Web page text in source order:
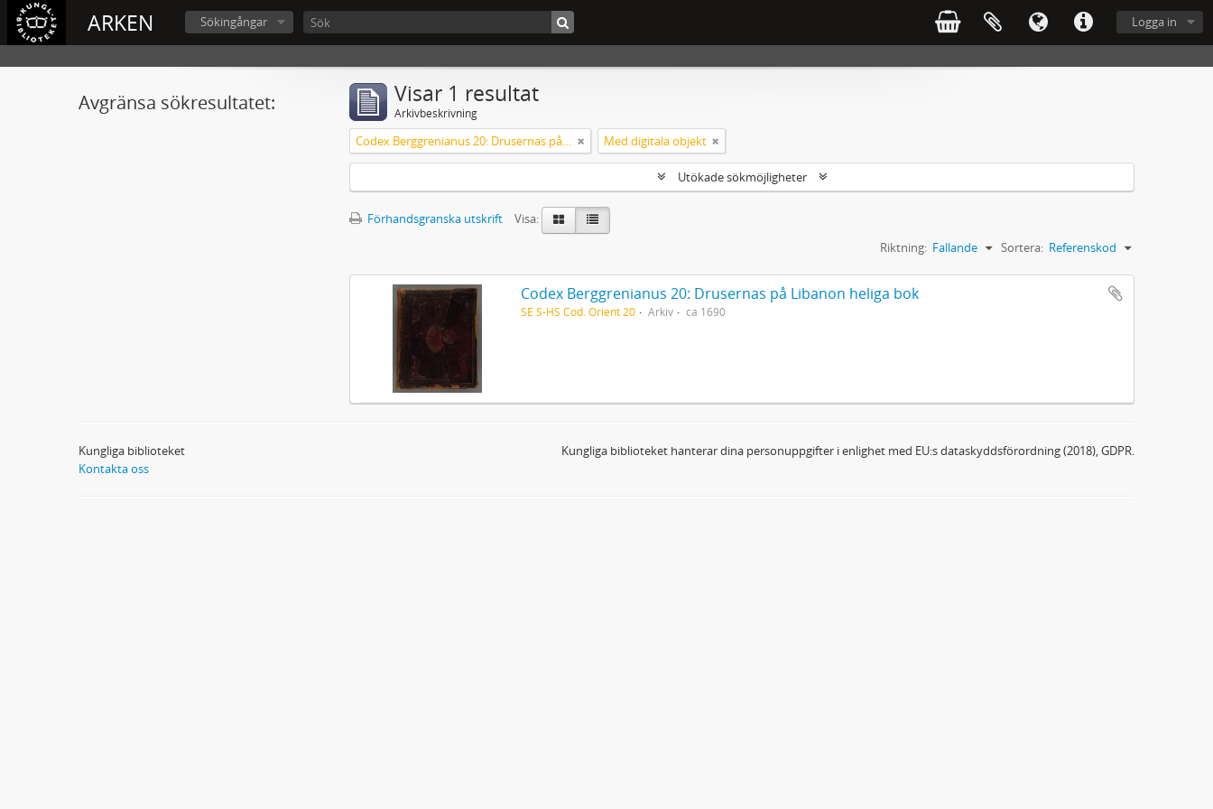
ARKEN Logga in
Sökingångar
Avgränsa sökresultatet: Visar 1 resultat
Arkivbeskrivning
Codex Berggrenianus 20: Drusernas på Libanon heliga bok Med digitala objekt
Utökade sökmöjligheter
Förhandsgranska utskrift
Visa:
Sortera: Referenskod
Riktning: Fallande
Codex Berggrenianus 20: Drusernas på Libanon heliga bok
SE S-HS Cod. Orient 20 Arkiv ca 1690
Kungliga biblioteket
Kontakta oss
Kungliga biblioteket hanterar dina personuppgifter i enlighet med EU:s dataskyddsförordning (2018), GDPR.